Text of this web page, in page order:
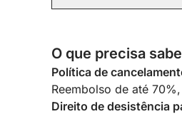
O que precisa
Política de
Reembolso de até
Direito de desistência